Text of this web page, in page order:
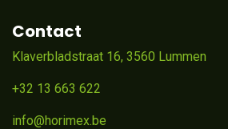
Contact
Klaverbladstraat 16, 3560 Lummen
+32 13 663 622
info@horimex.be